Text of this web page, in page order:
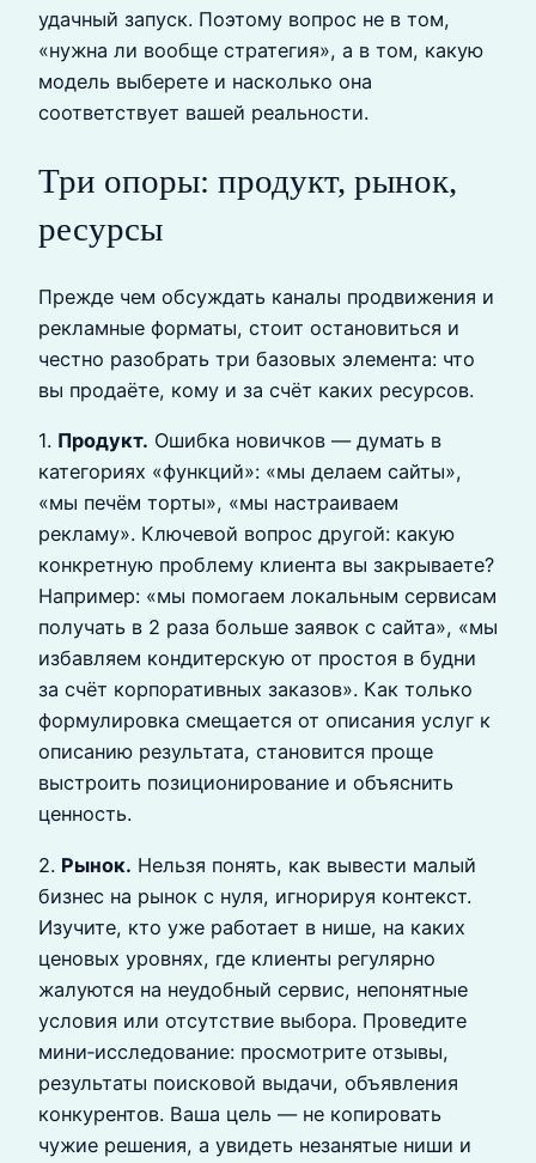
удачный запуск. Поэтому вопрос не в том,
«нужна ли вообще стратегия», а в том, какую
модель выберете и насколько она
соответствует вашей реальности.
Три опоры: продукт, рынок,
ресурсы
Прежде чем обсуждать каналы продвижения и
рекламные форматы, стоит остановиться и
честно разобрать три базовых элемента: что
вы продаёте, кому и за счёт каких ресурсов.
1. Продукт. Ошибка новичков — думать в
категориях «функций»: «мы делаем сайты»,
«мы печём торты», «мы настраиваем
рекламу». Ключевой вопрос другой: какую
конкретную проблему клиента вы закрываете?
Например: «мы помогаем локальным сервисам
получать в 2 раза больше заявок с сайта», «мы
избавляем кондитерскую от простоя в будни
за счёт корпоративных заказов». Как только
формулировка смещается от описания услуг к
описанию результата, становится проще
выстроить позиционирование и объяснить
ценность.
2. Рынок. Нельзя понять, как вывести малый
бизнес на рынок с нуля, игнорируя контекст.
Изучите, кто уже работает в нише, на каких
ценовых уровнях, где клиенты регулярно
жалуются на неудобный сервис, непонятные
условия или отсутствие выбора. Проведите
мини‑исследование: просмотрите отзывы,
результаты поисковой выдачи, объявления
конкурентов. Ваша цель — не копировать
чужие решения, а увидеть незанятые ниши и